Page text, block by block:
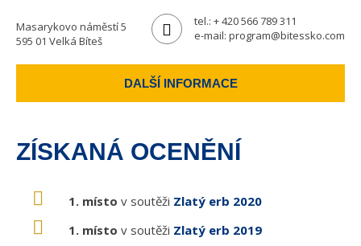
Masarykovo náměstí 5
595 01 Velká Bíteš
tel.: + 420 566 789 311
e-mail: program@bitessko.com
DALŠÍ INFORMACE
ZÍSKANÁ OCENĚNÍ
1. místo v soutěži Zlatý erb 2020
1. místo v soutěži Zlatý erb 2019